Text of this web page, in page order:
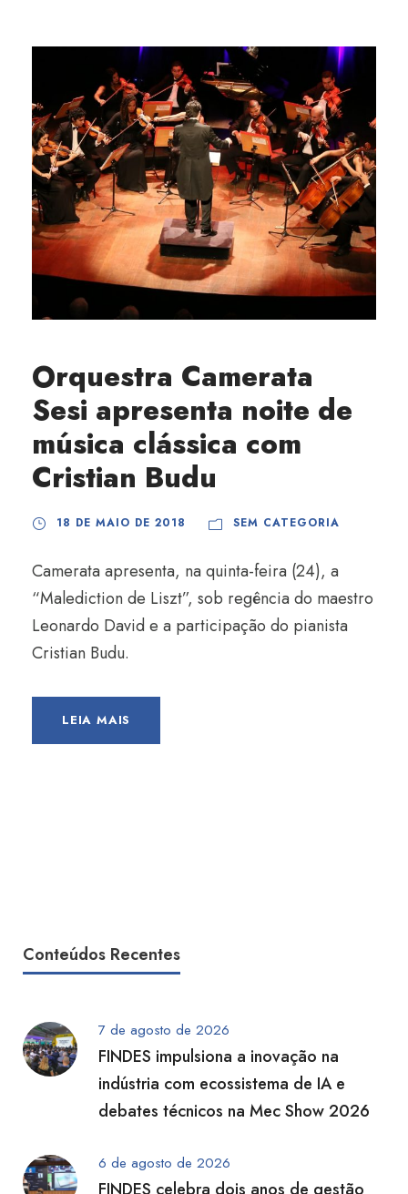
Orquestra Camerata
Sesi apresenta noite de
música clássica com
Cristian Budu
18 DE MAIO DE 2018 SEM CATEGORIA
Camerata apresenta, na quinta-feira (24), a
“Malediction de Liszt”, sob regência do maestro
Leonardo David e a participação do pianista
Cristian Budu.
LEIA MAIS
Conteúdos Recentes
7 de agosto de 2026
FINDES impulsiona a inovação na
indústria com ecossistema de IA e
debates técnicos na Mec Show 2026
6 de agosto de 2026